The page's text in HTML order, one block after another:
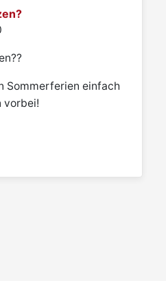
Sommerferien einfach
vorbei!